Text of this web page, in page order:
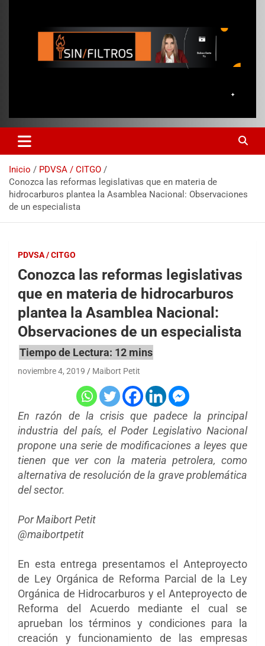
Inicio
PDVSA / CITGO
Conozca las reformas legislativas que en materia de
hidrocarburos plantea la Asamblea Nacional: Observaciones
de un especialista
PDVSA / CITGO
Conozca las reformas legislativas
que en materia de hidrocarburos
plantea la Asamblea Nacional:
Observaciones de un especialista
noviembre 4, 2019 Maibort Petit
En razón de la crisis que padece la principal
industria del país, el Poder Legislativo Nacional
propone una serie de modificaciones a leyes que
tienen que ver con la materia petrolera, como
alternativa de resolución de la grave problemática
del sector.
Por Maibort Petit
@maibortpetit
En esta entrega presentamos el Anteproyecto
de Ley Orgánica de Reforma Parcial de la Ley
Orgánica de Hidrocarburos y el Anteproyecto de
Reforma del Acuerdo mediante el cual se
aprueban los términos y condiciones para la
creación y funcionamiento de las empresas